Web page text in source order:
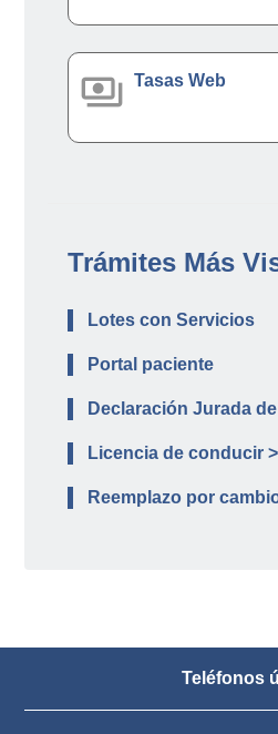
payments Tasas Web
Trámites Más
Lotes con Servicios
Portal paciente
Declaración Jurada
Licencia de conducir
Reemplazo por
Teléfonos